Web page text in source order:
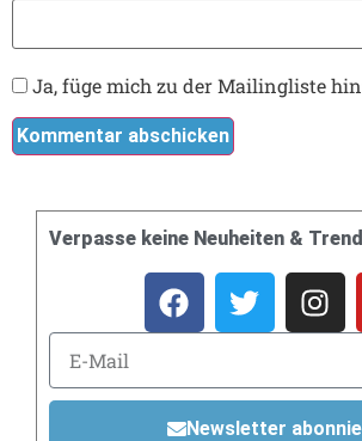
Ja, füge mich zu der Mailingliste
Verpasse keine Neuheiten &
Newsletter